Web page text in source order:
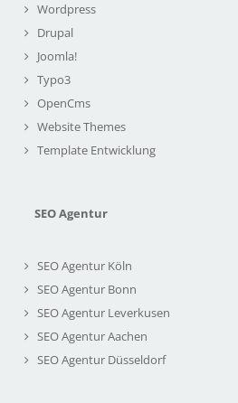
Wordpress
Drupal
Joomla!
Typo3
OpenCms
Website Themes
Template Entwicklung
SEO Agentur
SEO Agentur Köln
SEO Agentur Bonn
SEO Agentur Leverkusen
SEO Agentur Aachen
SEO Agentur Düsseldorf